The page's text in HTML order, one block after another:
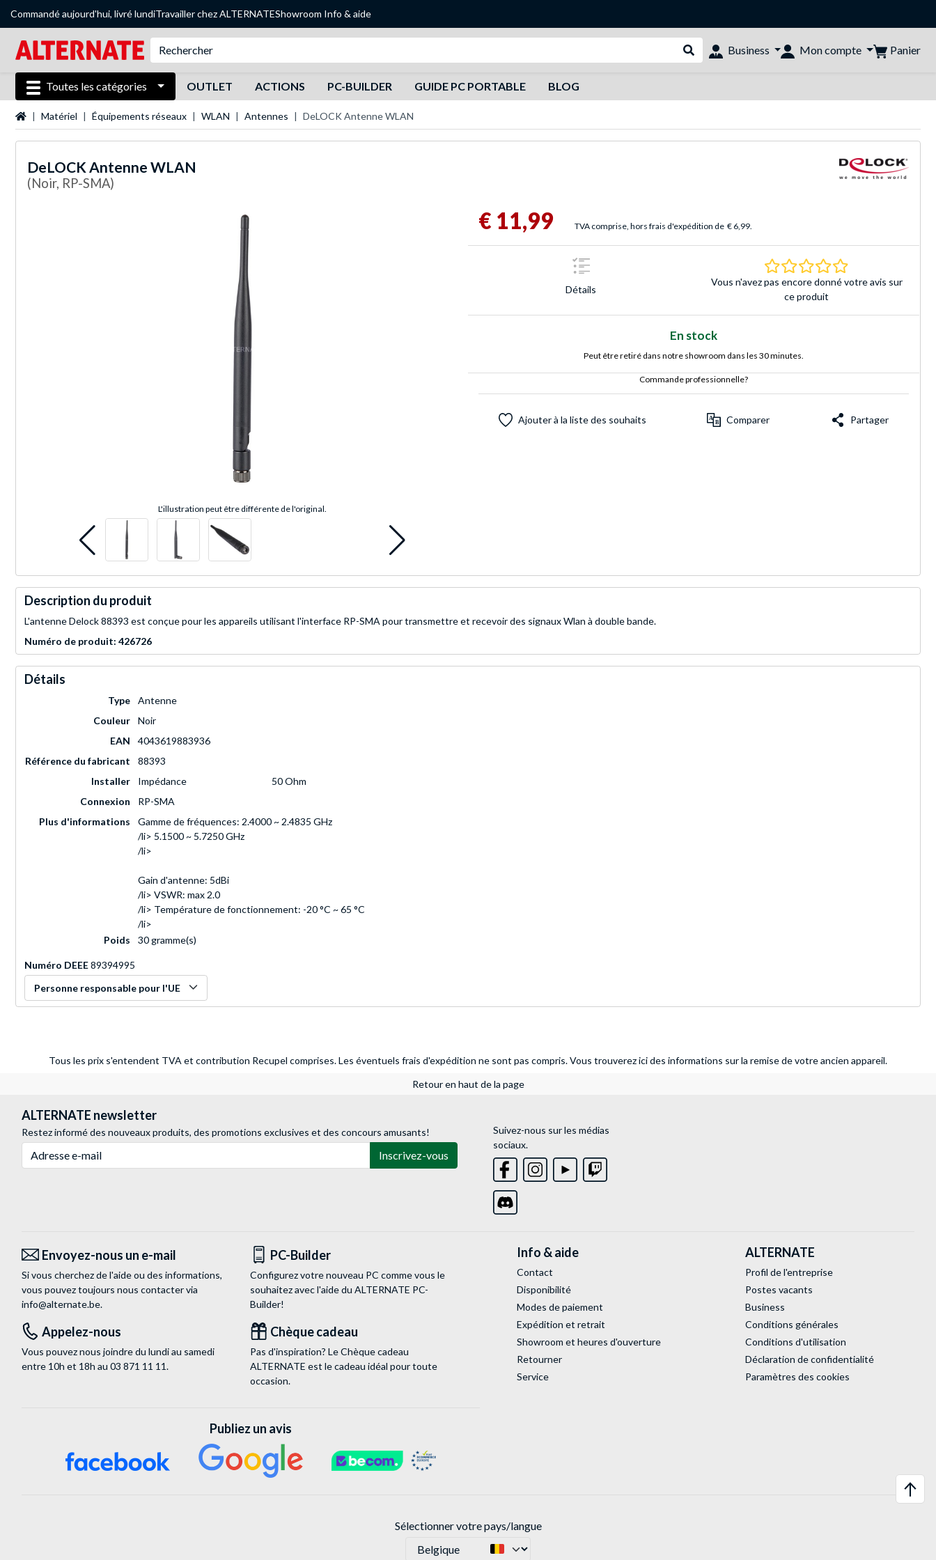
Commandé aujourd'hui, livré lundiTravailler chez ALTERNATEShowroom Info & aide
Rechercher dans le shop
Business Mon compte Panier
Toutes les catégories OUTLET ACTIONS PC-BUILDER GUIDE PC PORTABLE BLOG
Page d'accueil
Matériel Équipements réseaux WLAN Antennes DeLOCK Antenne WLAN
DeLOCK Antenne WLAN
(Noir, RP-SMA)
L'illustration peut être différente de l'original.
€ 11,99 TVA comprise, hors frais d'expédition de € 6,99.
Détails
0.0 Étoiles Basé sur
Vous n'avez pas encore donné votre avis sur
ce produit
En stock
Peut être retiré dans notre showroom dans les 30 minutes.
Commande professionnelle?
Ajouter à la liste des souhaits Comparer Partager
Description du produit
L'antenne Delock 88393 est conçue pour les appareils utilisant l'interface RP-SMA pour transmettre et recevoir des signaux Wlan à double bande.
Numéro de produit: 426726
Détails
Type
Antenne
Couleur
Noir
EAN
4043619883936
Référence du fabricant
88393
Installer
Impédance
50 Ohm
Connexion
RP-SMA
Plus d'informations
Gamme de fréquences: 2.4000 ~ 2.4835 GHz
/li> 5.1500 ~ 5.7250 GHz
/li>
Gain d'antenne: 5dBi
/li> VSWR: max 2.0
/li> Température de fonctionnement: -20 °C ~ 65 °C
/li>
Poids
30 gramme(s)
Numéro DEEE89394995
Personne responsable pour l'UE
Tous les prix s'entendent TVA et contribution Recupel comprises. Les éventuels frais d'expédition ne sont pas compris.Vous trouverez ici des informations sur la remise de votre ancien appareil.
Retour en haut de la page
ALTERNATE newsletter
Restez informé des nouveaux produits, des promotions exclusives et des concours amusants!
Inscrivez-vous
Suivez-nous sur les médias
sociaux.
Envoyez-nous un e-mail
Si vous cherchez de l'aide ou des informations,
vous pouvez toujours nous contacter via
info@alternate.be.
PC-Builder
Configurez votre nouveau PC comme vous le
souhaitez avec l'aide du ALTERNATE PC-
Builder!
Appelez-nous
Vous pouvez nous joindre du lundi au samedi
entre 10h et 18h au 03 871 11 11.
Chèque cadeau
Pas d'inspiration? Le Chèque cadeau
ALTERNATE est le cadeau idéal pour toute
occasion.
Info & aide
Contact
Disponibilité
Modes de paiement
Expédition et retrait
Showroom et heures d'ouverture
Retourner
Service
ALTERNATE
Profil de l'entreprise
Postes vacants
Business
Conditions générales
Conditions d'utilisation
Déclaration de confidentialité
Paramètres des cookies
Publiez un avis
Sélectionner votre pays/langue